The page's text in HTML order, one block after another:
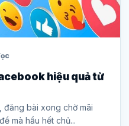
hiệu quả từ
đăng bài xong chờ mãi
mà hầu hết chủ...